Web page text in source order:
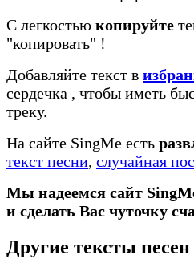
С легкостью копируйте
"копировать" !
Добавляйте текст в
сердечка , чтобы иметь
треку.
На сайте SingMe есть
текст песни, случайная
Мы надеемся сайт
и сделать Вас чуточку
Другие тексты